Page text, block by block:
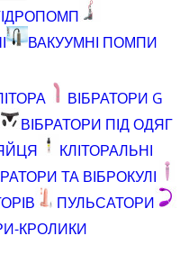
ВАКУУМНІ ПОМПИ
ВІБРАТОРИ G
ВІБРАТОРИ ПІД ОДЯГ
КЛІТОРАЛЬНІ
ТА ВІБРОКУЛІ
ПУЛЬСАТОРИ
КРОЛИКИ